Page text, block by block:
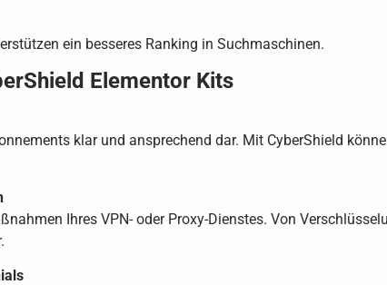
ein besseres Ranking in Suchmaschinen.
Elementor Kits
klar und ansprechend dar. Mit CyberShield
Ihres VPN- oder Proxy-Dienstes. Von